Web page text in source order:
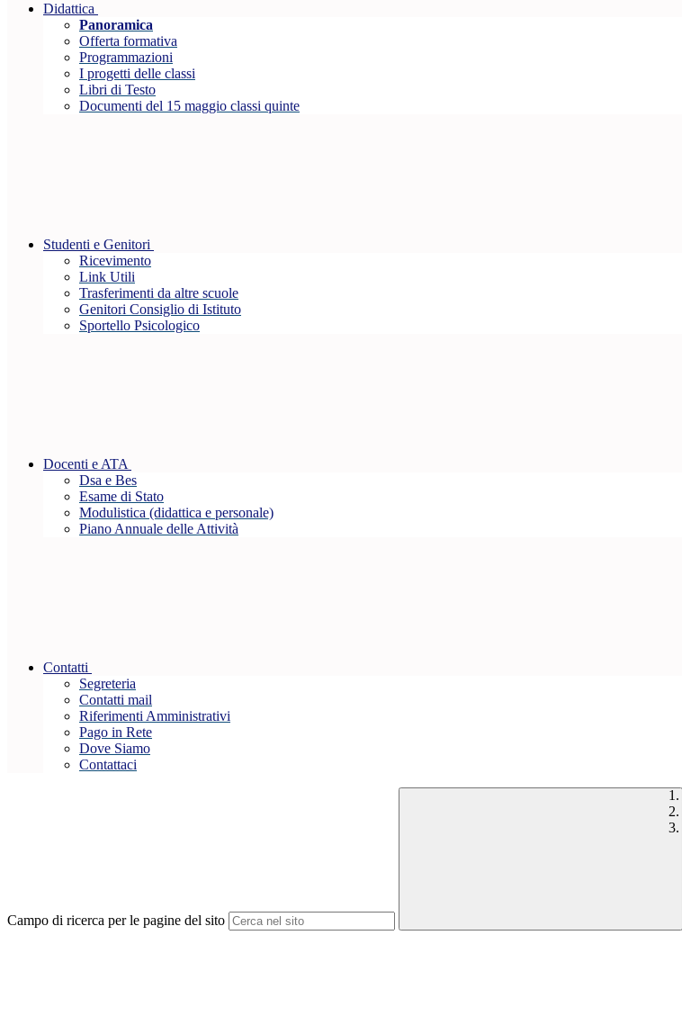
Didattica
Panoramica
Offerta formativa
Programmazioni
I progetti delle classi
Libri di Testo
Documenti del 15 maggio classi quinte
Studenti e Genitori
Ricevimento
Link Utili
Trasferimenti da altre scuole
Genitori Consiglio di Istituto
Sportello Psicologico
Docenti e ATA
Dsa e Bes
Esame di Stato
Modulistica (didattica e personale)
Piano Annuale delle Attività
Contatti
Segreteria
Contatti mail
Riferimenti Amministrativi
Pago in Rete
Dove Siamo
Contattaci
Campo di ricerca per le pagine del sito